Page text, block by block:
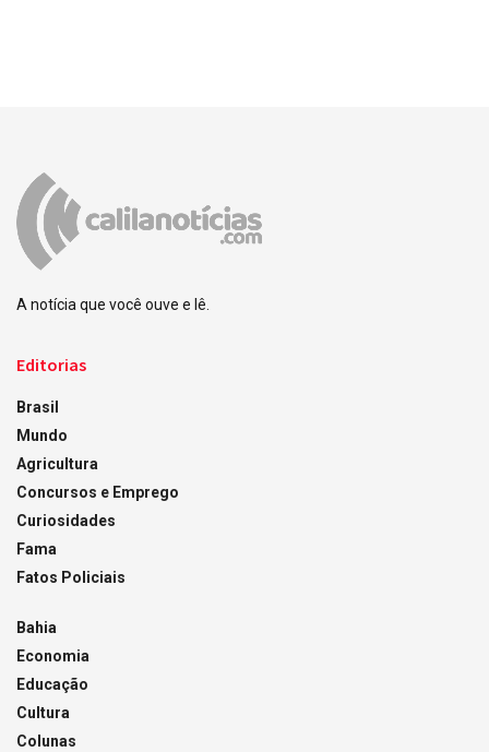
A notícia que você ouve e lê.
Editorias
Brasil
Mundo
Agricultura
Concursos e Emprego
Curiosidades
Fama
Fatos Policiais
Bahia
Economia
Educação
Cultura
Colunas